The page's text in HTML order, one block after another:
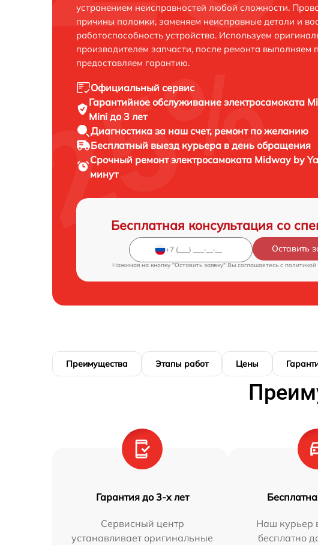
устранением неисправностей любой сложности.
причины поломки, заменяем неисправные детали и
работоспособность устройства. Используем
производителем запчасти, после ремонта выполняем
предоставляем гарантию.
Официальный сервис
Гарантийное обслуживаниеэлектросамоката
Mini до 3 лет
Диагностика за наш счет, ремонт по желанию
Бесплатный выезд курьера в день обращения
Срочный ремонтэлектросамоката Midway by
минут
Бесплатная консультация со
Оставить
Нажимая на кнопку "Оставить заявку" Вы соглашаетесь c
Преимущества Этапы работ Цены
Гарантия до 3-х лет
Сервисный центр
устанавливает оригинальные
Наш курьер
бесплатно